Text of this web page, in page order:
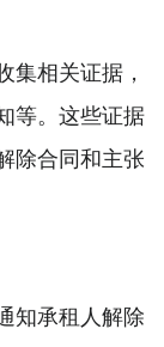
集相关证据，
等。这些证据
除合同和主张
知承租人解除